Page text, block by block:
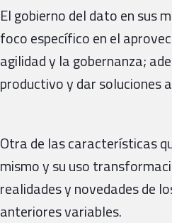
El gobierno del dato en sus
foco específico en el
agilidad y la gobernanza;
productivo y dar soluciones
Otra de las características
mismo y su uso
realidades y novedades de
anteriores variables.